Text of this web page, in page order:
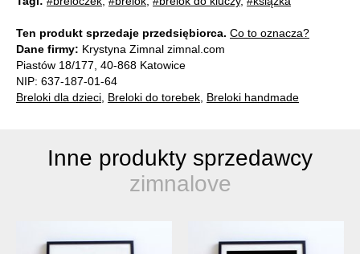
Ten produkt sprzedaje przedsiębiorca. Co to oznacza?
Dane firmy: Krystyna Zimnal zimnal.com
Piastów 18/177, 40-868 Katowice
NIP: 637-187-01-64
Breloki dla dzieci Breloki do torebek Breloki handmade
Inne produkty sprzedawcy
zimnalove